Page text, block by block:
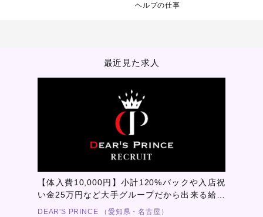
ヘルプの仕事
最近見た求人
【体入費10,000円】小計120%バックや入店祝
い金25万円など大手グループだから出来る給料
システムを完備！！
DEAR'S PRINCE （愛知県・名古屋）